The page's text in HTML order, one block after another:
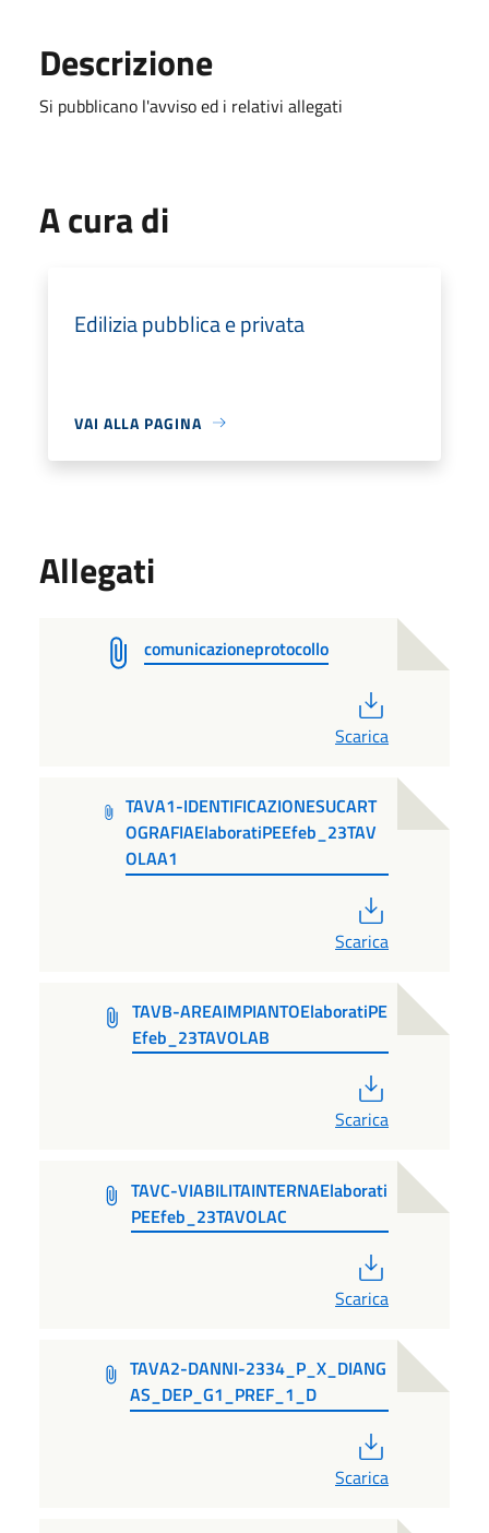
Descrizione
Si pubblicano l'avviso ed i relativi allegati
A cura di
Edilizia pubblica e privata
VAI ALLA PAGINA
Allegati
comunicazioneprotocollo
Scarica
TAVA1-IDENTIFICAZIONESUCART
OGRAFIAElaboratiPEEfeb_23TAV
OLAA1
Scarica
TAVB-AREAIMPIANTOElaboratiPE
Efeb_23TAVOLAB
Scarica
TAVC-VIABILITAINTERNAElaborati
PEEfeb_23TAVOLAC
Scarica
TAVA2-DANNI-2334_P_X_DIANG
AS_DEP_G1_PREF_1_D
Scarica